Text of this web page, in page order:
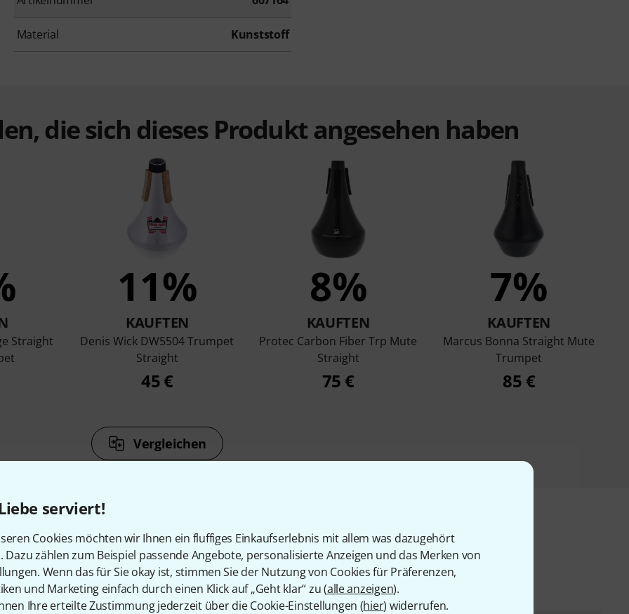
serviert!
Cookies möchten wir Ihnen ein fluffiges Einkaufserlebnis mit allem was dazugehört
Dazu zählen zum Beispiel passende Angebote, personalisierte Anzeigen und das Merken von
Wenn das für Sie okay ist, stimmen Sie der Nutzung von Cookies für Präferenzen,
und Marketing einfach durch einen Klick auf „Geht klar“ zu (alle anzeigen).
Ihre erteilte Zustimmung jederzeit über die Cookie-Einstellungen (hier) widerrufen.
Material Kunststoff
die sich dieses Produkt angesehen haben
Straight
11%
KAUFTEN
Denis Wick DW5504 Trumpet
Straight
45 €
8%
KAUFTEN
Protec Carbon Fiber Trp Mute
Straight
75 €
7%
KAUFTEN
Marcus Bonna Straight Mute
Trumpet
85 €
Vergleichen
& passende Artikel